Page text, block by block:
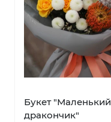
Букет "Маленький
дракончик"